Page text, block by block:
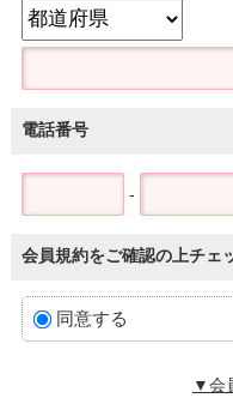
電話番号
-
会員規約をご確認の上チェ
同意する
▼会